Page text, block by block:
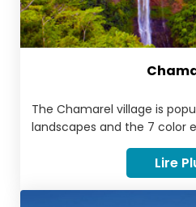
The Chamarel village is
landscapes and the 7 color
have probably never seen
planet. The distinct natural
Chamarel making it an
Lire